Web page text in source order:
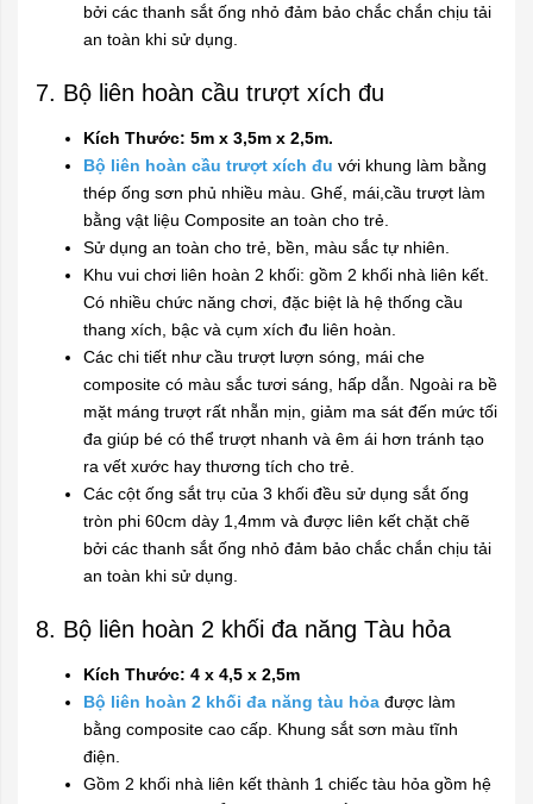
bởi các thanh sắt ống nhỏ đảm bảo chắc chắn chịu tải
an toàn khi sử dụng.
7. Bộ liên hoàn cầu trượt xích đu
Kích Thước: 5m x 3,5m x 2,5m.
Bộ liên hoàn cầu trượt xích đu với khung làm bằng
thép ống sơn phủ nhiều màu. Ghế, mái,cầu trượt làm
bằng vật liệu Composite an toàn cho trẻ.
Sử dụng an toàn cho trẻ, bền, màu sắc tự nhiên.
Khu vui chơi liên hoàn 2 khối: gồm 2 khối nhà liên kết.
Có nhiều chức năng chơi, đặc biệt là hệ thống cầu
thang xích, bậc và cụm xích đu liên hoàn.
Các chi tiết như cầu trượt lượn sóng, mái che
composite có màu sắc tươi sáng, hấp dẫn. Ngoài ra bề
mặt máng trượt rất nhẵn mịn, giảm ma sát đến mức tối
đa giúp bé có thể trượt nhanh và êm ái hơn tránh tạo
ra vết xước hay thương tích cho trẻ.
Các cột ống sắt trụ của 3 khối đều sử dụng sắt ống
tròn phi 60cm dày 1,4mm và được liên kết chặt chẽ
bởi các thanh sắt ống nhỏ đảm bảo chắc chắn chịu tải
an toàn khi sử dụng.
8. Bộ liên hoàn 2 khối đa năng Tàu hỏa
Kích Thước: 4 x 4,5 x 2,5m
Bộ liên hoàn 2 khối đa năng tàu hỏa được làm
bằng composite cao cấp. Khung sắt sơn màu tĩnh
điện.
Gồm 2 khối nhà liên kết thành 1 chiếc tàu hỏa gồm hệ